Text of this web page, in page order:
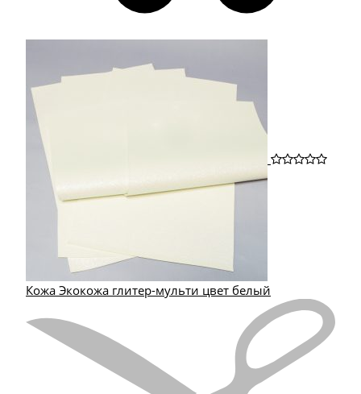
Кожа Экокожа глитер-мульти цвет белый